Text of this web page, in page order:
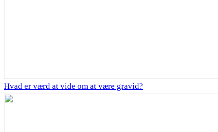
Hvad er værd at vide om at være gravid?